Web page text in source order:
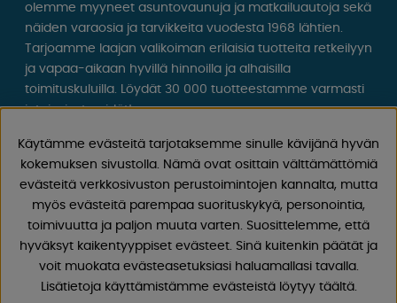
olemme myyneet asuntovaunuja ja matkailuautoja sekä
näiden varaosia ja tarvikkeita vuodesta 1968 lähtien.
Tarjoamme laajan valikoiman erilaisia ​​tuotteita retkeilyyn
ja vapaa-aikaan hyvillä hinnoilla ja alhaisilla
toimituskuluilla. Löydät 30 000 tuotteestamme varmasti
jotain, josta pidät!
Seuraa meitä Facebookissa ja Instagramissa saadaksesi
inspiraatiota, uutisia ja ainutlaatuisia tarjouksia.
Leirintäelämä alkaa meiltä!
Käytämme evästeitä tarjotaksemme sinulle kävijänä hyvän
kokemuksen sivustolla. Nämä ovat osittain välttämättömiä
evästeitä verkkosivuston perustoimintojen kannalta, mutta
myös evästeitä parempaa suorituskykyä, personointia,
toimivuutta ja paljon muuta varten. Suosittelemme, että
hyväksyt kaikentyyppiset evästeet. Sinä kuitenkin päätät ja
voit muokata evästeasetuksiasi haluamallasi tavalla.
Lisätietoja käyttämistämme evästeistä löytyy täältä.